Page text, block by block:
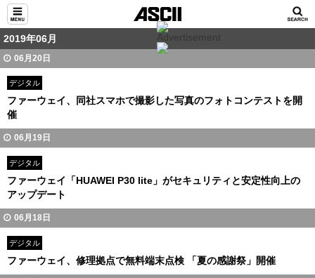
2019年06月
06月20日
デジタル
ファーウェイ、同社スマホで撮影した写真のフォトコンテストを開
催
06月19日
デジタル
ファーウェイ「HUAWEI P30 lite」がセキュリティと安定性向上の
アップデート
06月18日
デジタル
ファーウェイ、修理拠点で無料端末点検 「夏の感謝祭」開催